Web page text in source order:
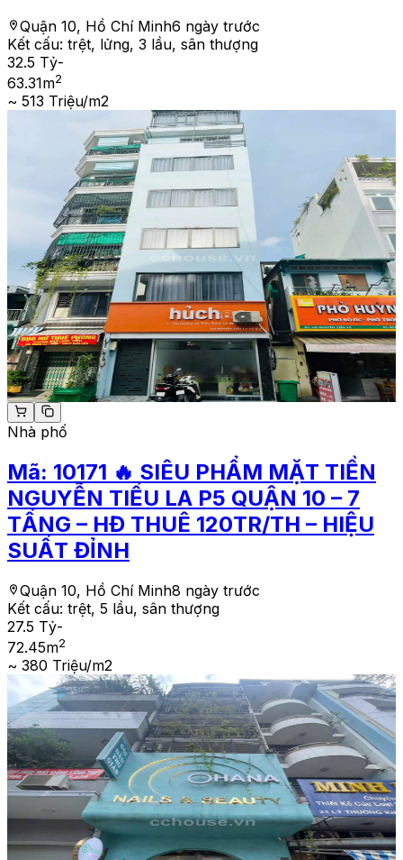
Quận 10, Hồ Chí Minh6 ngày trước
Kết cấu: trệt, lửng, 3 lầu, sân thượng
32.5 Tỷ-
63.31m2
~ 513 Triệu/m2
Nhà phố
Mã: 10171 🔥 SIÊU PHẨM MẶT TIỀN
NGUYỄN TIỂU LA P5 QUẬN 10 – 7
TẦNG – HĐ THUÊ 120TR/TH – HIỆU
SUẤT ĐỈNH
Quận 10, Hồ Chí Minh8 ngày trước
Kết cấu: trệt, 5 lầu, sân thượng
27.5 Tỷ-
72.45m2
~ 380 Triệu/m2